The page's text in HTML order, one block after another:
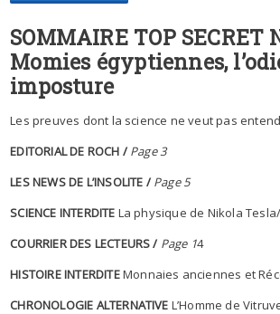
SOMMAIRE TOP SECRET
Momies égyptiennes,
imposture
Les preuves dont la science ne veut pas
EDITORIAL DE ROCH / Page 3
LES NEWS DE L’INSOLITE / Page 5
SCIENCE INTERDITE La physique de Nikola Tesla/
COURRIER DES LECTEURS / Page 14
HISTOIRE INTERDITEMonnaies anciennes et
CHRONOLOGIE ALTERNATIVE L’Homme de